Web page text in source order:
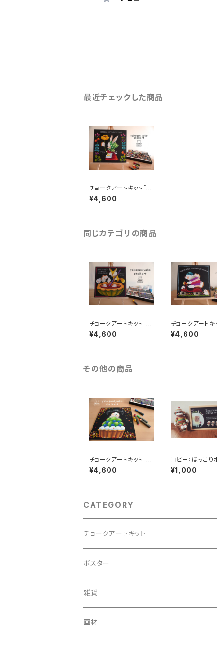
最近チェックした商品
チョークアートキット「う
さぎとお花」
¥4,600
同じカテゴリの商品
チョークアートキット「お
化けのスープ」
¥4,600
チョークアートキ
イクでGO」
¥4,600
その他の商品
チョークアートキット「s
hinemuscat tart」
¥4,600
コピー：ほっこり
ー「ゾウと三匹
タ」
¥1,000
CATEGORY
チョークアートキット
ポスター
雑貨
メガネ拭き
画材